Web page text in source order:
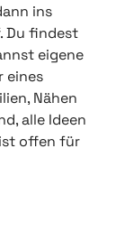
ins
Du findest
eigene
eines
Nähen
alle Ideen
offen für